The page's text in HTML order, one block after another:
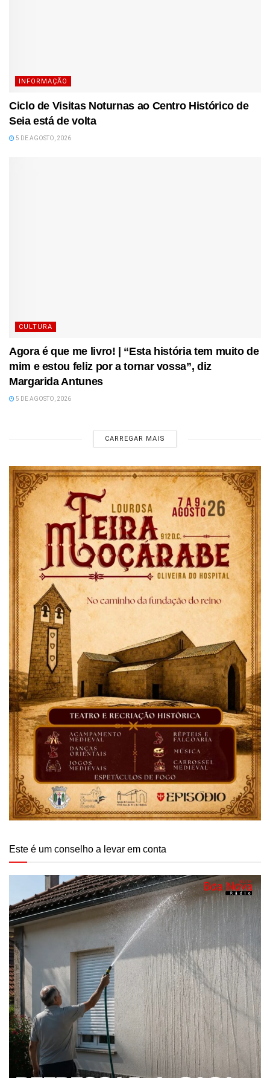
INFORMAÇÃO
Ciclo de Visitas Noturnas ao Centro Histórico de
Seia está de volta
5 DE AGOSTO, 2026
CULTURA
Agora é que me livro! | “Esta história tem muito de
mim e estou feliz por a tornar vossa”, diz
Margarida Antunes
5 DE AGOSTO, 2026
CARREGAR MAIS
Este é um conselho a levar em conta